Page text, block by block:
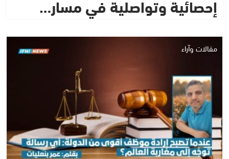
مقالات وآراء